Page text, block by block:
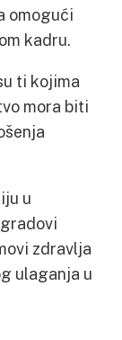
omogući
kadru.
ti kojima
mora biti
u
zdravlja
ulaganja u